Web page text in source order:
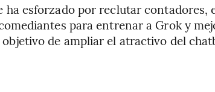
ha esforzado por reclutar contadores,
para entrenar a Grok y
de ampliar el atractivo del